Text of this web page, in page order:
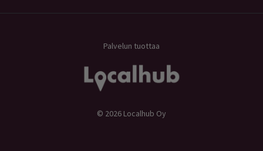
Palvelun tuottaa
© 2026 Localhub Oy